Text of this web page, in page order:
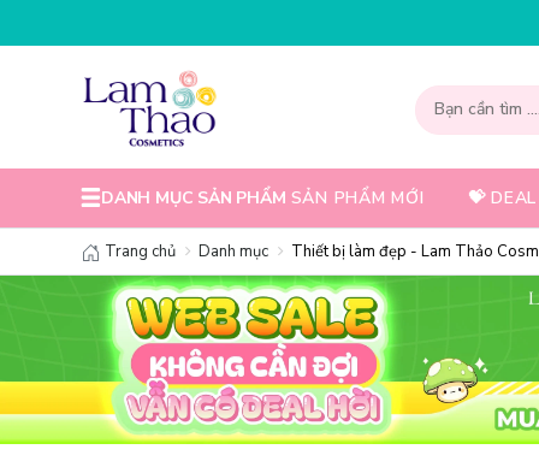
DANH MỤC SẢN PHẨM SẢN PHẨM MỚI 💝
Trang chủ Danh mục Thiết bị làm đẹp - Lam Thảo